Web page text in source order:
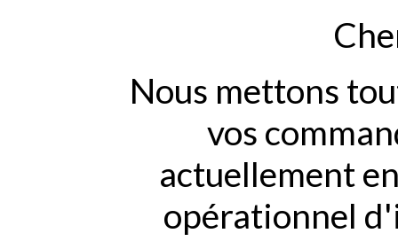
Nous mettons
vos
actuellement
opérationnel